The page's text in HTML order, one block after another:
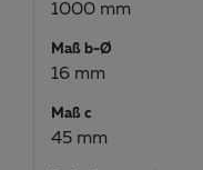
1000 mm
Maß b-Ø
16 mm
Maß c
45 mm